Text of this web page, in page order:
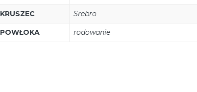
KRUSZEC Srebro
POWŁOKA rodowanie